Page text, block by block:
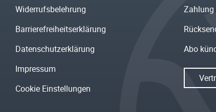
Widerrufsbelehrung
Barrierefreiheitserklärung
Datenschutzerklärung
Impressum
Cookie Einstellungen
Zahlung
Abo